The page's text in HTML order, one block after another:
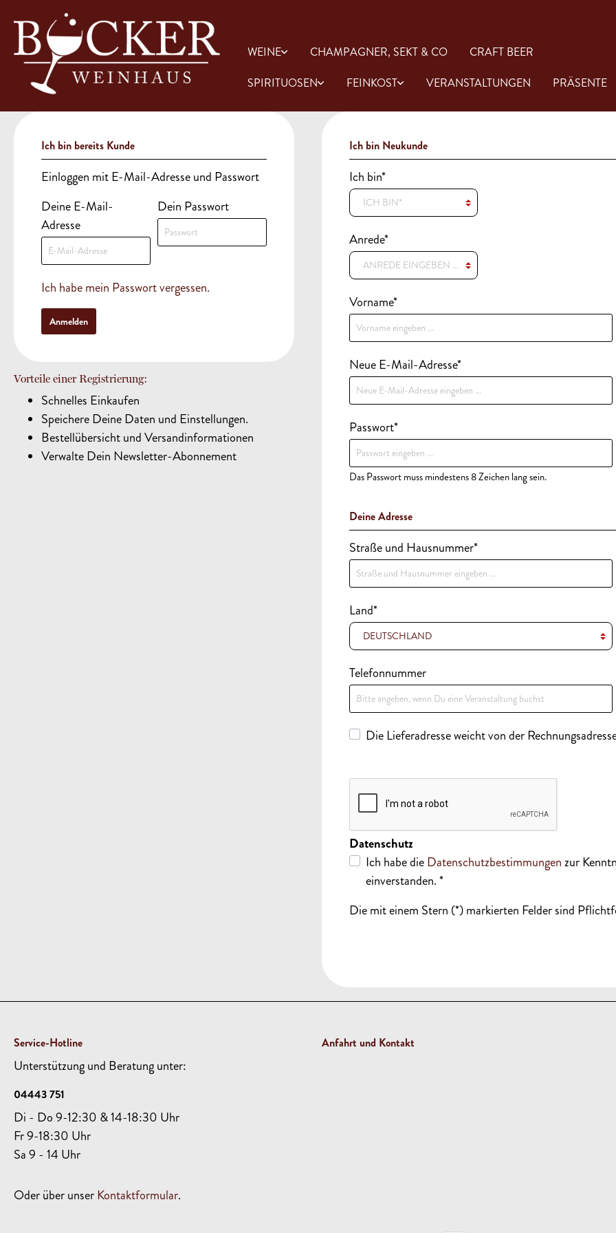
WEINE CHAMPAGNER, SEKT & CO
CRAFT BEER
SPIRITUOSEN
FEINKOST VERANSTALTUNGEN PRÄSENTE
Weißweine
Whisk(e)y
Obstler, Grappa & Co
Fruchtiges
Schokolade & Süßes
Ich bin bereits Kunde
Einloggen mit E-Mail-Adresse und Passwort
Deine E-Mail-
Adresse
Dein Passwort
Ich habe mein Passwort vergessen.
Anmelden
Vorteile einer Registrierung:
Schnelles Einkaufen
Speichere Deine Daten und Einstellungen.
Bestellübersicht und Versandinformationen
Verwalte Dein Newsletter-Abonnement
Ich bin Neukunde
Ich bin*
Anrede*
Vorname*
Neue E-Mail-Adresse*
Passwort*
Das Passwort muss mindestens 8 Zeichen lang sein.
Deine Adresse
Straße und Hausnummer*
Land*
Telefonnummer
Die Lieferadresse weicht von der
Datenschutz
Ich habe dieDatenschutzbestimmungenzur
einverstanden. *
Die mit einem Stern (*) markierten Felder sind
Service-Hotline
Unterstützung und Beratung unter:
04443 751
Di - Do 9-12:30 & 14-18:30 Uhr
Fr 9-18:30 Uhr
Sa 9 - 14 Uhr
Oder über unserKontaktformular.
Anfahrt und Kontakt